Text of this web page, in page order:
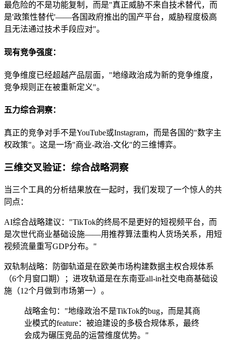
最危险的不是功能复制，而是"真正威胁不来自技术替代，而
是'政策性替代'——各国政府推出的国产平台，威胁程度极高
且无法通过技术手段应对"。
现有竞争强度：
竞争维度已经超越产品层面，"地缘政治成为新的竞争维度，
竞争规则正在被重新定义"。
五力综合洞察：
真正的竞争对手不是YouTube或Instagram，而是各国的"数字主
权政策"。这是一场"商业-政治-文化"的三维博弈。
三维交叉验证：综合战略洞察
当三个工具的分析结果放在一起时，我们发现了一个惊人的共
同点：
AI综合战略建议："TikTok的终局不是更好的短视频平台，而
是次世代商业基础设施——用推荐算法重构人货场关系，用短
视频流量重写GDP分布。"
双轨制战略：防御轨道是在欧美市场构建数据主权合规体系
（6个月窗口期）；进攻轨道是在东南亚all-in社交电商基础设
施（12个月做到市场第一）。
战略金句："地缘政治不是TikTok的bug，而是其商
业模式的feature：被迫建设的多极合规体系，最终
会成为碾压竞品的运营维度优势。"